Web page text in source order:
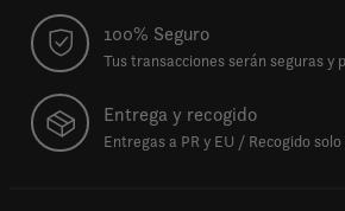
100% Seguro
Tus transacciones serán seguras y
Entrega y recogido
Entregas a PR y EU / Recogido solo